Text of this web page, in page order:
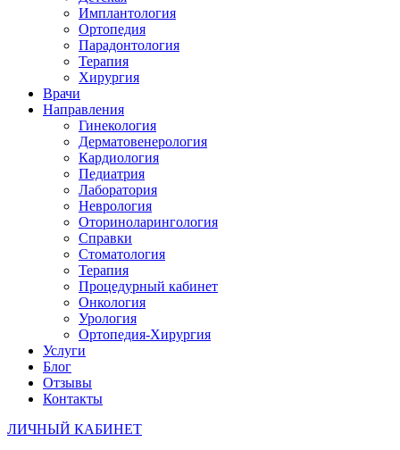
Имплантология
Ортопедия
Парадонтология
Терапия
Хирургия
Врачи
Направления
Гинекология
Дерматовенерология
Кардиология
Педиатрия
Лаборатория
Неврология
Оториноларингология
Справки
Стоматология
Терапия
Процедурный кабинет
Онкология
Урология
Ортопедия-Хирургия
Услуги
Блог
Отзывы
Контакты
ЛИЧНЫЙ КАБИНЕТ